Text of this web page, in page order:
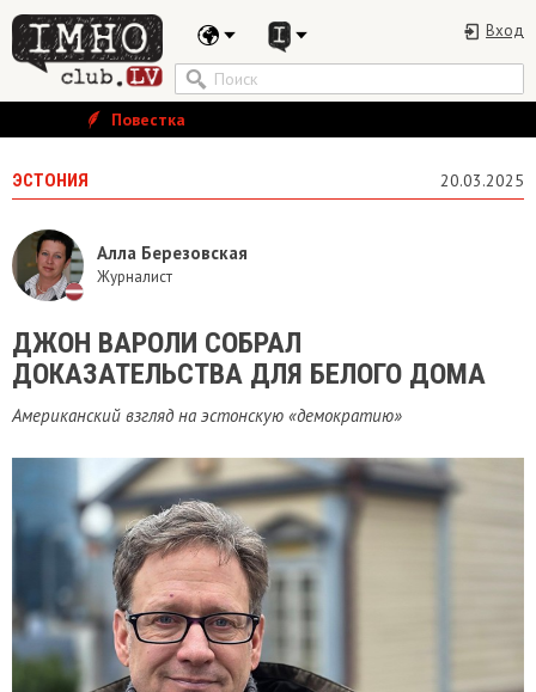
Вход
Повестка
ЭСТОНИЯ 20.03.2025
Алла Березовская
Журналист
ДЖОН ВАРОЛИ СОБРАЛ
ДОКАЗАТЕЛЬСТВА ДЛЯ БЕЛОГО ДОМА
Американский взгляд на эстонскую «демократию»